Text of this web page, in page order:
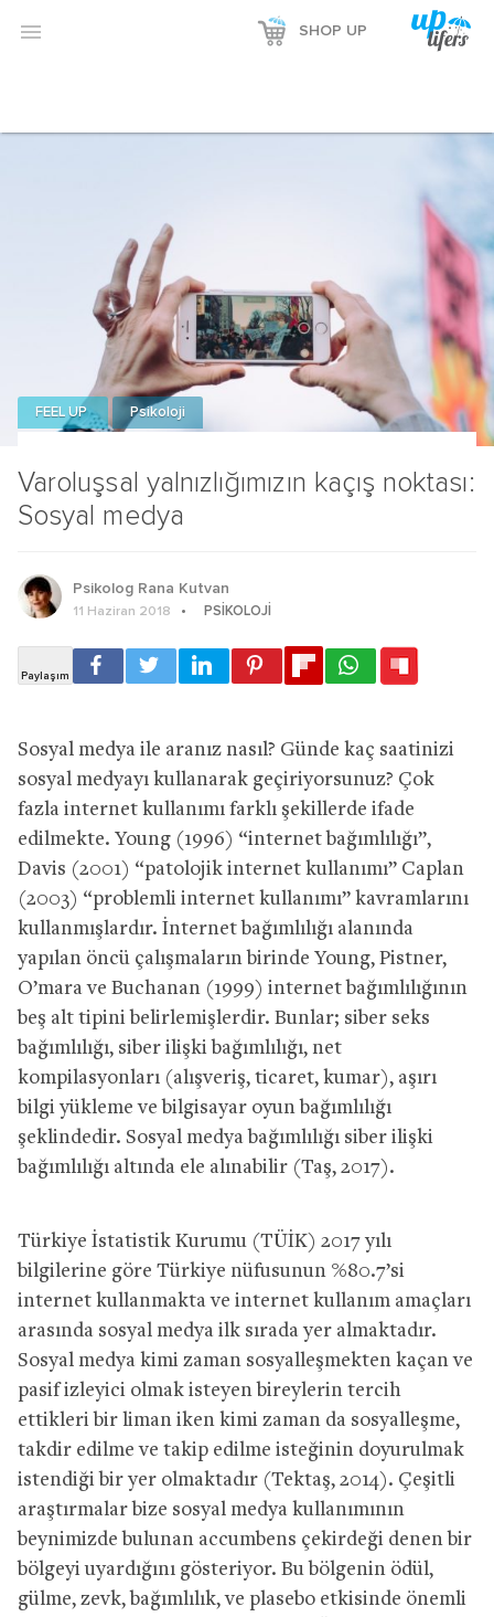
 SHOP UP
Varoluşsal yalnızlığımızın kaçış noktası:
Sosyal medya
FEEL UP Psikoloji
Psikolog Rana Kutvan
11 Haziran 2018 PSIKOLOJI
Sosyal medya ile aranız nasıl? Günde kaç saatinizi
sosyal medyayı kullanarak geçiriyorsunuz? Çok
fazla internet kullanımı farklı şekillerde ifade
edilmekte. Young (1996) “internet bağımlılığı”,
Davis (2001) “patolojik internet kullanımı” Caplan
(2003) “problemli internet kullanımı” kavramlarını
kullanmışlardır. İnternet bağımlılığı alanında
yapılan öncü çalışmaların birinde Young, Pistner,
O’mara ve Buchanan (1999) internet bağımlılığının
beş alt tipini belirlemişlerdir. Bunlar; siber seks
bağımlılığı, siber ilişki bağımlılığı, net
kompilasyonları (alışveriş, ticaret, kumar), aşırı
bilgi yükleme ve bilgisayar oyun bağımlılığı
şeklindedir. Sosyal medya bağımlılığı siber ilişki
bağımlılığı altında ele alınabilir (Taş, 2017).
Türkiye İstatistik Kurumu (TÜİK) 2017 yılı
bilgilerine göre Türkiye nüfusunun %80.7’si
internet kullanmakta ve internet kullanım amaçları
arasında sosyal medya ilk sırada yer almaktadır.
Sosyal medya kimi zaman sosyalleşmekten kaçan ve
pasif izleyici olmak isteyen bireylerin tercih
ettikleri bir liman iken kimi zaman da sosyalleşme,
takdir edilme ve takip edilme isteğinin doyurulmak
istendiği bir yer olmaktadır (Tektaş, 2014). Çeşitli
araştırmalar bize sosyal medya kullanımının
beynimizde bulunan accumbens çekirdeği denen bir
bölgeyi uyardığını gösteriyor. Bu bölgenin ödül,
gülme, zevk, bağımlılık, ve plasebo etkisinde önemli